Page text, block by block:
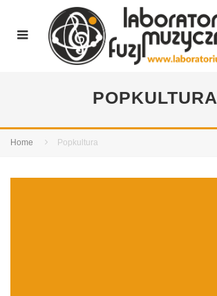
POPKULTURA
Home Popkultura